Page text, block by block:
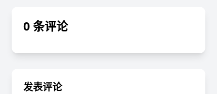
0 条评论
发表评论